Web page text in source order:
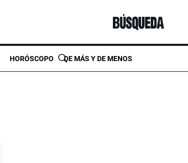
HORÓSCOPO DE MÁS Y DE MENOS